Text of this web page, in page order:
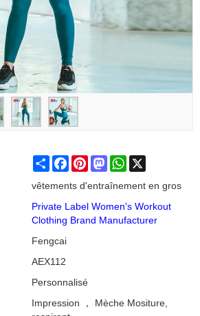
ShareFacebookPinterestMastodonWhatsApp
vêtements d'entraînement en gros
Private Label Women's Workout
Clothing Brand Manufacturer
Fengcai
AEX112
Personnalisé
Impression ， Mèche Mositure,